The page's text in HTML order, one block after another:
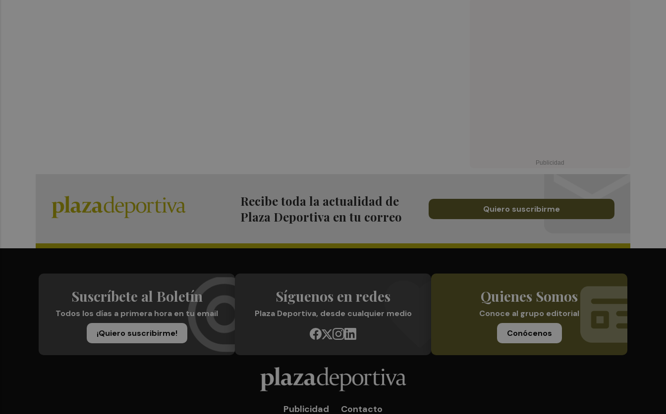
Recibe toda la actualidad de
Plaza Deportiva en tu correo
Quiero suscribirme
Suscríbete al Boletín
Todos los días a primera hora en tu email
¡Quiero suscribirme!
Síguenos en redes
Plaza Deportiva, desde cualquier medio
Quienes Somos
Conoce al grupo editorial
Conócenos
Publicidad Contacto